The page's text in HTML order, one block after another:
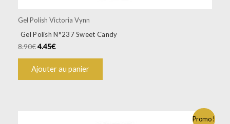
Gel Polish Victoria Vynn
Gel Polish N°237 Sweet Candy
8.90€4.45€
Ajouter au panier
Promo !